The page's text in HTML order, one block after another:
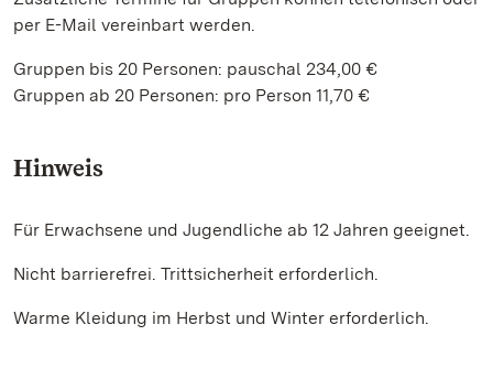
per E-Mail vereinbart werden.
Gruppen bis 20 Personen: pauschal 234,00 €
Gruppen ab 20 Personen: pro Person 11,70 €
Hinweis
Für Erwachsene und Jugendliche ab 12 Jahren geeignet.
Nicht barrierefrei. Trittsicherheit erforderlich.
Warme Kleidung im Herbst und Winter erforderlich.